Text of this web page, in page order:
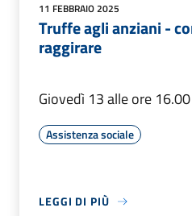
11 FEBBRAIO 2025
Truffe agli anziani -
raggirare
Giovedì 13 alle ore 16.00
Assistenza sociale
LEGGI DI PIÙ